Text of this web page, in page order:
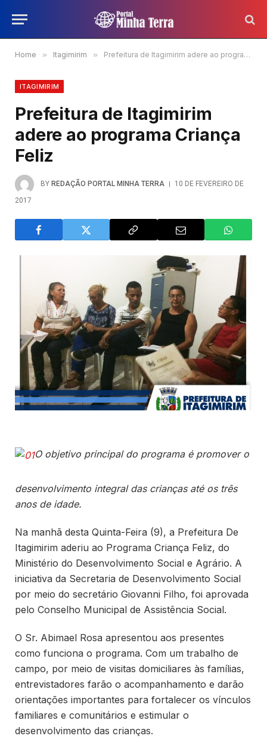
Home » Itagimirim » Prefeitura de Itagimirim adere ao programa Criança Feliz
ITAGIMIRIM
Prefeitura de Itagimirim
adere ao programa Criança
Feliz
BY REDAÇÃO PORTAL MINHA TERRA
10 DE FEVEREIRO DE
2017
O objetivo principal do programa é promover o
desenvolvimento integral das crianças até os três
anos de idade.
Na manhã desta Quinta-Feira (9), a Prefeitura De
Itagimirim aderiu ao Programa Criança Feliz, do
Ministério do Desenvolvimento Social e Agrário. A
iniciativa da Secretaria de Desenvolvimento Social
por meio do secretário Giovanni Filho, foi aprovada
pelo Conselho Municipal de Assistência Social.
O Sr. Abimael Rosa apresentou aos presentes
como funciona o programa. Com um trabalho de
campo, por meio de visitas domiciliares às famílias,
entrevistadores farão o acompanhamento e darão
orientações importantes para fortalecer os vínculos
familiares e comunitários e estimular o
desenvolvimento das crianças.